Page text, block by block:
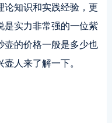
论知识和实践经验，更
是实力非常强的一位紫
壶的价格一般是多少也
人来了解一下。